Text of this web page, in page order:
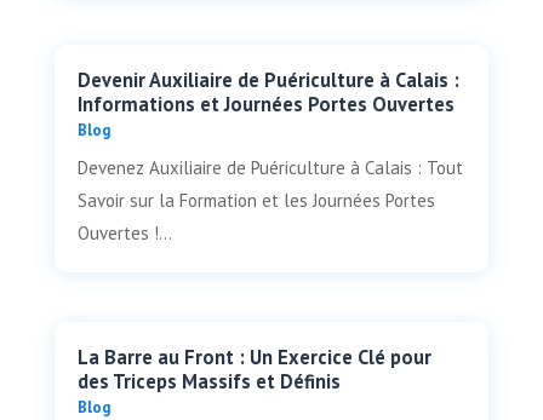
Devenir Auxiliaire de Puériculture à Calais :
Informations et Journées Portes Ouvertes
Blog
Devenez Auxiliaire de Puériculture à Calais : Tout
Savoir sur la Formation et les Journées Portes
Ouvertes !...
La Barre au Front : Un Exercice Clé pour
des Triceps Massifs et Définis
Blog